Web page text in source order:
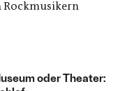
Rockmusikern
oder Theater: